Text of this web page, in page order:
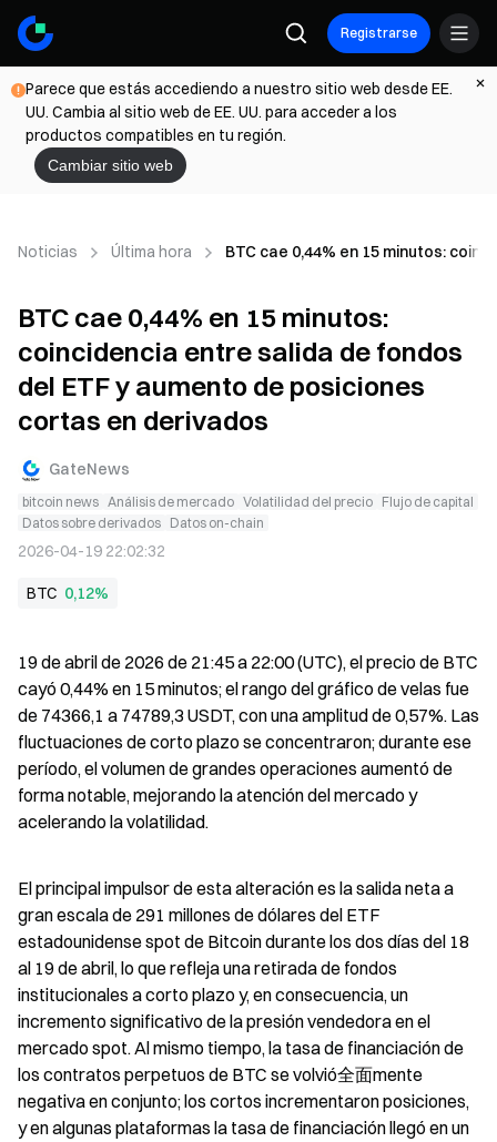
Registrarse
Parece que estás accediendo a nuestro sitio web desde EE.
UU. Cambia al sitio web de EE. UU. para acceder a los
productos compatibles en tu región.
Cambiar sitio web
Noticias Última hora BTC cae 0,44% en 15 minutos:
BTC cae 0,44% en 15 minutos:
coincidencia entre salida de fondos
del ETF y aumento de posiciones
cortas en derivados
GateNews
bitcoin news Análisis de mercado Volatilidad del precio Flujo de capital
Datos sobre derivados Datos on-chain
2026-04-19 22:02:32
BTC 0,12%
19 de abril de 2026 de 21:45 a 22:00 (UTC), el precio de BTC
cayó 0,44% en 15 minutos; el rango del gráfico de velas fue
de 74366,1 a 74789,3 USDT, con una amplitud de 0,57%. Las
fluctuaciones de corto plazo se concentraron; durante ese
período, el volumen de grandes operaciones aumentó de
forma notable, mejorando la atención del mercado y
acelerando la volatilidad.
El principal impulsor de esta alteración es la salida neta a
gran escala de 291 millones de dólares del ETF
estadounidense spot de Bitcoin durante los dos días del 18
al 19 de abril, lo que refleja una retirada de fondos
institucionales a corto plazo y, en consecuencia, un
incremento significativo de la presión vendedora en el
mercado spot. Al mismo tiempo, la tasa de financiación de
los contratos perpetuos de BTC se volvió全面mente
negativa en conjunto; los cortos incrementaron posiciones,
y en algunas plataformas la tasa de financiación llegó en un